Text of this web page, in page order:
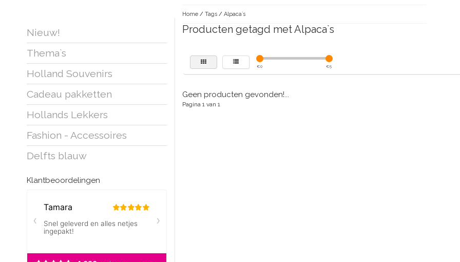
Nieuw!
Thema`s
Holland Souvenirs
Cadeau pakketten
Hollands Lekkers
Fashion - Accessoires
Delfts blauw
Klantbeoordelingen
Home/ Tags/ Alpaca`s
Producten getagd met Alpaca`s
€0 €5
Geen producten gevonden!...
Pagina 1 van 1